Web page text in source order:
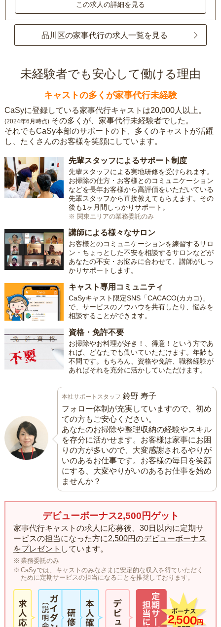
この求人の詳細を見る
品川区の家事代行の求人一覧を見る
未経験者でも安心して働ける理由
キャストの多くが家事代行未経験
CaSyに登録している家事代行キャストは20,000人以上。
(2024年6月時点) その多くが、家事代行未経験者でした。
それでもCaSy本部のサポートの下、多くのキャストが活躍
し、たくさんのお客様を笑顔にしています。
先輩スタッフによるサポート制度
先輩スタッフによる実地研修を受けられます。
お掃除の仕方・お客様とのコミュニケーション
などを長年お客様から高評価をいただいている
先輩スタッフから直接教えてもらえます。その
後も1ヶ月間しっかりサポート。
※ 関東エリアの業務委託のみ
講師による様々なサロン
お客様とのコミュニケーションを練習するサロ
ン・ちょっとした不安を相談するサロンなどが
あなたの不安・お悩みに合わせて、講師がしっ
かりサポートします。
キャスト専用コミュニティ
CaSyキャスト限定SNS「CACACO(カカコ)」
で、サービスのノウハウを共有したり、悩みを
相談することができます。
資格・免許不要
お掃除やお料理が好き！、得意！という方であ
れば、どなたでも働いていただけます。年齢も
不問です。もちろん、資格や免許、職務経験が
あればそれを充分に活かしていただけます。
本社サポートスタッフ 鈴野 寿子
フォロー体制が充実していますので、初め
ての方もご安心ください。
あなたのお掃除や整理収納の経験やスキル
を存分に活かせます。お客様は家事にお困
りの方が多いので、大変感謝されるやりが
いのあるお仕事です。お客様の毎日を笑顔
にする、大変やりがいのあるお仕事を始め
ませんか？
デビューボーナス2,500円ゲット
家事代行キャストの求人に応募後、30日以内に定期サ
ービスの担当になった方に2,500円のデビューボーナス
をプレゼント しています。
業務委託のみ
CaSyでは、キャストのみなさまに安定的な収入を得ていただく
ために定期サービスの担当になることを推奨しております。